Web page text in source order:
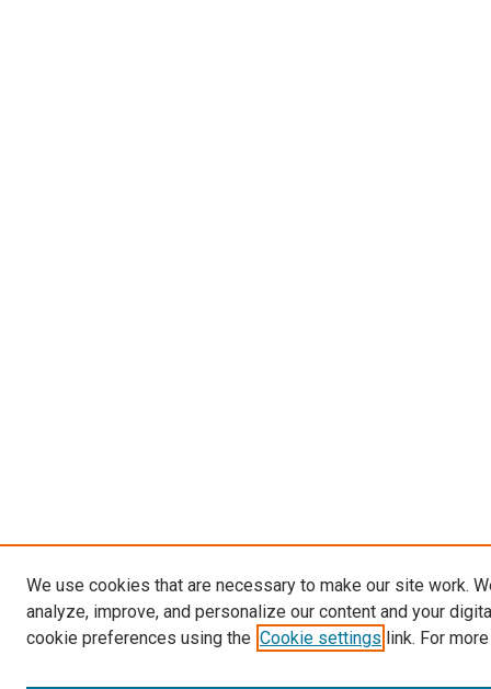
We use cookies that are necessary to make our site work.
analyze, improve, and personalize our content and your
cookie preferences using the Cookie settings link. For